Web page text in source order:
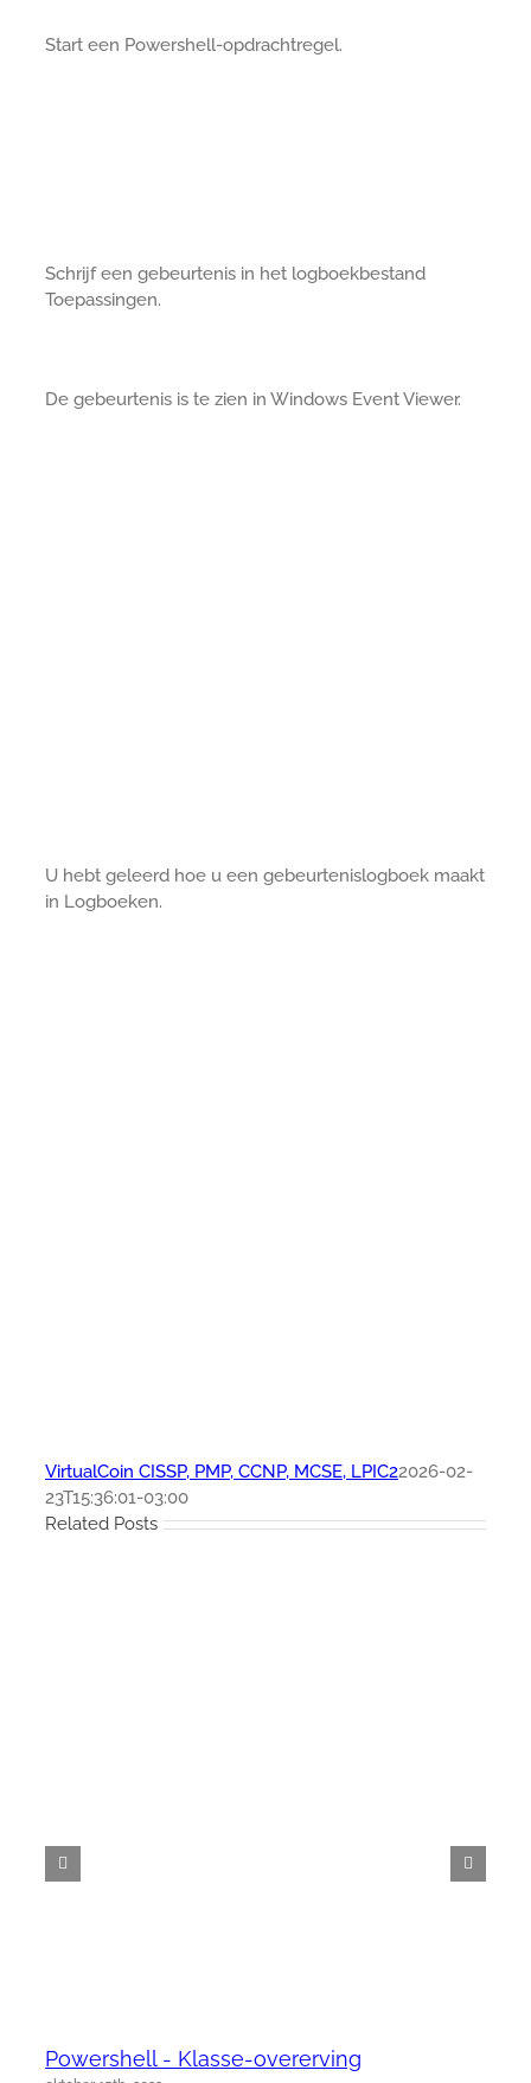
Start een Powershell-opdrachtregel.
Schrijf een gebeurtenis in het logboekbestand
Toepassingen.
De gebeurtenis is te zien in Windows Event Viewer.
U hebt geleerd hoe u een gebeurtenislogboek maakt
in Logboeken.
VirtualCoin CISSP, PMP, CCNP, MCSE, LPIC22026-02-
23T15:36:01-03:00
Related Posts
Powershell - Klasse-overerving